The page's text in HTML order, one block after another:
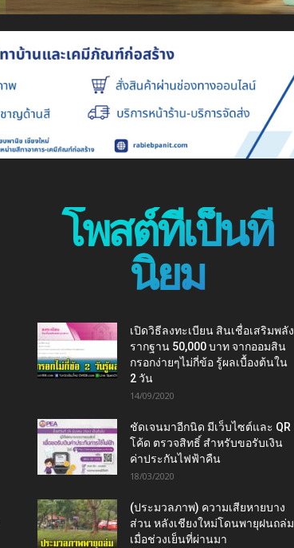
โพสต์ที่เป็นที่
นิยม
เปิดวิธีลงทะเบียน สินเชื่อเสริมพลัง
รากฐาน 50,000 บาท จากออมสิน
กรอกง่ายๆไม่กี่ข้อ รู้ผลเบื้องต้นใน
2 วัน
14/09/2020
ชัดเจนมาอีกนิด มีเว็บไซต์และ QR
โค้ด ตรวจสิทธิ์ สำหรับขอรับเงิน
ค่าประกันไฟฟ้าคืน
18/03/2020
(ประมวลภาพ) ความเสียหายบาง
ส่วน หลังเชียงใหม่โดนพายุฝนถล่ม
เมื่อช่วงเย็นที่ผ่านมา